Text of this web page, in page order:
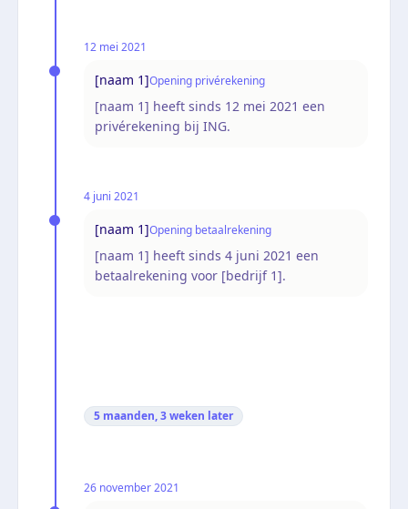
12 mei 2021
[naam 1]Opening privérekening
[naam 1] heeft sinds 12 mei 2021 een
privérekening bij ING.
4 juni 2021
[naam 1]Opening betaalrekening
[naam 1] heeft sinds 4 juni 2021 een
betaalrekening voor [bedrijf 1].
5 maanden, 3 weken later
26 november 2021